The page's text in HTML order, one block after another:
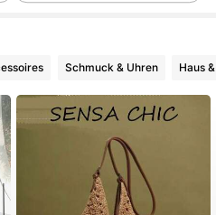
Follower
Follower
Schmuck & Uhren Haus